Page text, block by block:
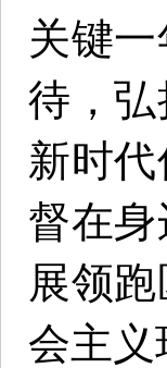
关键
待，
新时
督在
展领
会主